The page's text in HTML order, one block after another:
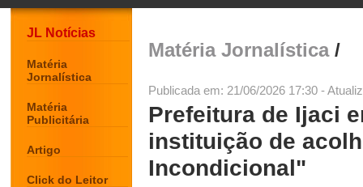
JL Notícias
Matéria
Jornalística
Matéria
Publicitária
Artigo
Click do Leitor
Matéria Jornalística/
Publicada em: 21/06/2026 17:30 -
Prefeitura de Ijaci
instituição de
Incondicional"